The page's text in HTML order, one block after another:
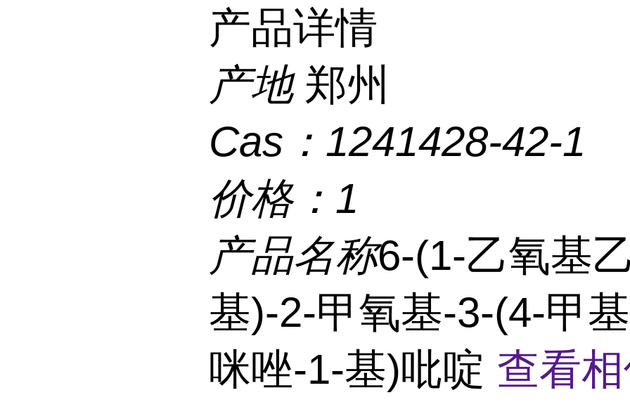
产品详情
产地 郑州
Cas： 1241428-42-1
价格： 1
产品名称6-(1-乙氧基
基)-2-甲氧基-3-(4-甲
咪唑-1-基)吡啶 查看